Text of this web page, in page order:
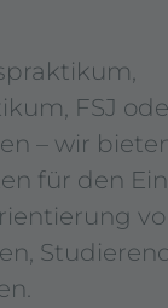
FSJ
– wir
für den